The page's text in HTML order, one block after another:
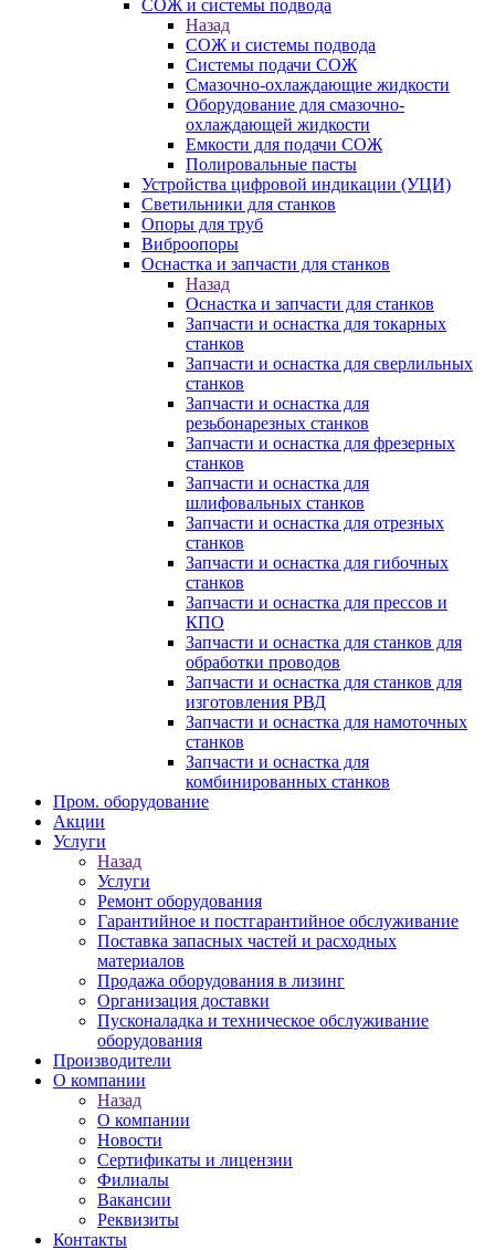
СОЖ и системы подвода
Назад
СОЖ и системы подвода
Системы подачи СОЖ
Смазочно-охлаждающие жидкости
Оборудование для смазочно-
охлаждающей жидкости
Емкости для подачи СОЖ
Полировальные пасты
Устройства цифровой индикации (УЦИ)
Светильники для станков
Опоры для труб
Виброопоры
Оснастка и запчасти для станков
Назад
Оснастка и запчасти для станков
Запчасти и оснастка для токарных
станков
Запчасти и оснастка для сверлильных
станков
Запчасти и оснастка для
резьбонарезных станков
Запчасти и оснастка для фрезерных
станков
Запчасти и оснастка для
шлифовальных станков
Запчасти и оснастка для отрезных
станков
Запчасти и оснастка для гибочных
станков
Запчасти и оснастка для прессов и
КПО
Запчасти и оснастка для станков для
обработки проводов
Запчасти и оснастка для станков для
изготовления РВД
Запчасти и оснастка для намоточных
станков
Запчасти и оснастка для
комбинированных станков
Пром. оборудование
Акции
Услуги
Назад
Услуги
Ремонт оборудования
Гарантийное и постгарантийное обслуживание
Поставка запасных частей и расходных
материалов
Продажа оборудования в лизинг
Организация доставки
Пусконаладка и техническое обслуживание
оборудования
Производители
О компании
Назад
О компании
Новости
Сертификаты и лицензии
Филиалы
Вакансии
Реквизиты
Контакты